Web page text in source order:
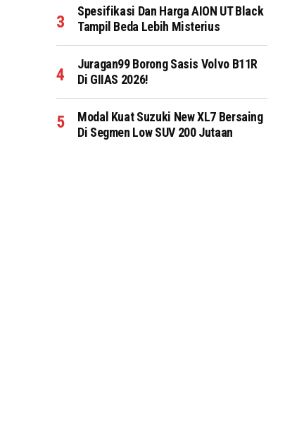
Spesifikasi Dan Harga AION UT Black
Tampil Beda Lebih Misterius
Juragan99 Borong Sasis Volvo B11R
Di GIIAS 2026!
Modal Kuat Suzuki New XL7 Bersaing
Di Segmen Low SUV 200 Jutaan